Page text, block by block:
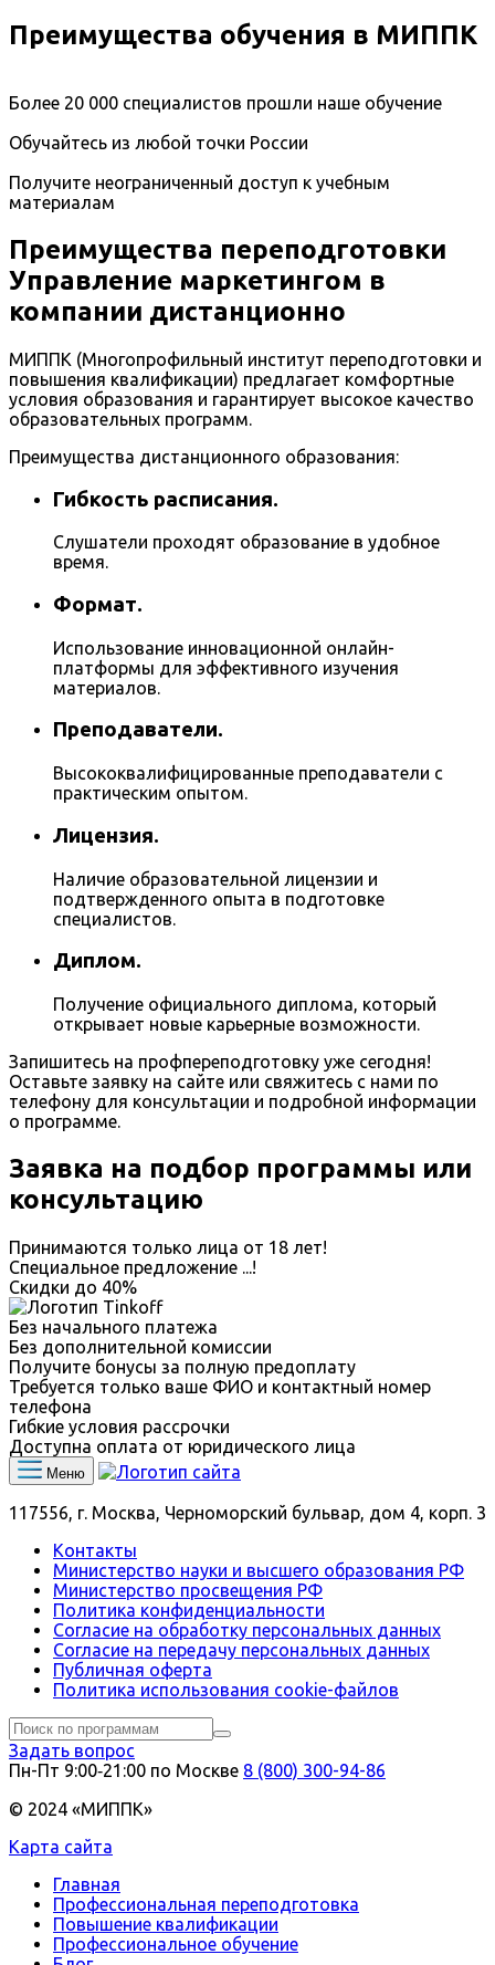
Преимущества обучения в МИППК
Более 20 000 специалистов прошли наше обучение
Обучайтесь из любой точки России
Получите неограниченный доступ к учебным
материалам
Преимущества переподготовки
Управление маркетингом в
компании дистанционно
МИППК (Многопрофильный институт переподготовки и
повышения квалификации) предлагает комфортные
условия образования и гарантирует высокое качество
образовательных программ.
Преимущества дистанционного образования:
Гибкость расписания.
Слушатели проходят образование в удобное
время.
Формат.
Использование инновационной онлайн-
платформы для эффективного изучения
материалов.
Преподаватели.
Высококвалифицированные преподаватели с
практическим опытом.
Лицензия.
Наличие образовательной лицензии и
подтвержденного опыта в подготовке
специалистов.
Диплом.
Получение официального диплома, который
открывает новые карьерные возможности.
Запишитесь на профпереподготовку уже сегодня!
Оставьте заявку на сайте или свяжитесь с нами по
телефону для консультации и подробной информации
о программе.
Заявка на подбор программы или
консультацию
Принимаются только лица от 18 лет!
Специальное предложение ...!
Скидки до 40%
Без начального платежа
Без дополнительной комиссии
Получите бонусы за полную предоплату
Требуется только ваше ФИО и контактный номер
телефона
Гибкие условия рассрочки
Доступна оплата от юридического лица
Меню
117556, г. Москва, Черноморский бульвар, дом 4, корп. 3
Контакты
Министерство науки и высшего образования РФ
Министерство просвещения РФ
Политика конфиденциальности
Согласие на обработку персональных данных
Согласие на передачу персональных данных
Публичная оферта
Политика использования сookie-файлов
Задать вопрос
Пн-Пт 9:00‑21:00 по Москве 8 (800) 300-94-86
© 2024 «МИППК»
Карта сайта
Главная
Профессиональная переподготовка
Повышение квалификации
Профессиональное обучение